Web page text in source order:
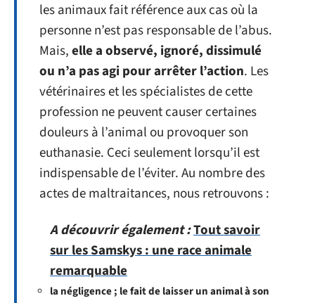
les animaux fait référence aux cas où la
personne n’est pas responsable de l’abus.
Mais,elle a observé, ignoré, dissimulé
ou n’a pas agi pour arrêter l’action. Les
vétérinaires et les spécialistes de cette
profession ne peuvent causer certaines
douleurs à l’animal ou provoquer son
euthanasie. Ceci seulement lorsqu’il est
indispensable de l’éviter. Au nombre des
actes de maltraitances, nous retrouvons :
A découvrir également :Tout savoir
sur les Samskys : une race animale
remarquable
la négligence ; le fait de laisser un animal à son